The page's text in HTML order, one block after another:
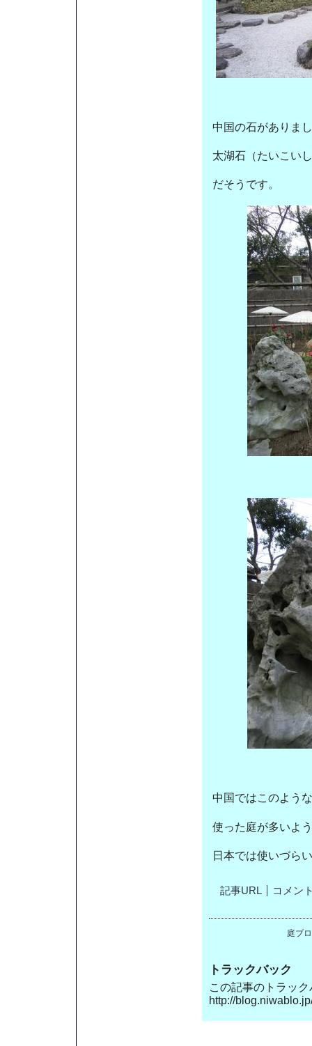
中国の石がありま
太湖石（たいこい
だそうです。
中国ではこのよう
使った庭が多いよ
日本では使いづら
記事URL コメン
庭ブ
トラックバック
この記事のトラッ
http://